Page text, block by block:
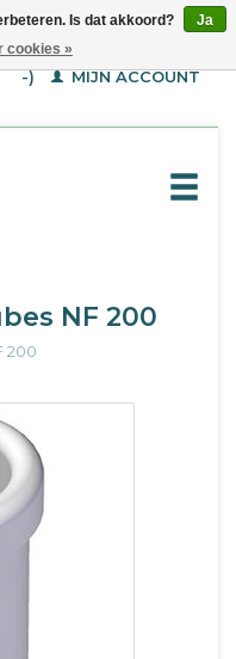
WINKELWAGEN (€--,-
-)
MIJN ACCOUNT
NF 200
200
Is dat akkoord?
Ja
cookies »